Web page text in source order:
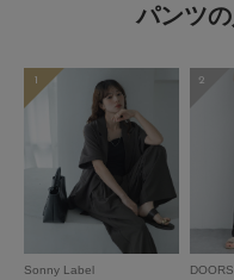
パンツ
1
Sonny Label
2
DOORS